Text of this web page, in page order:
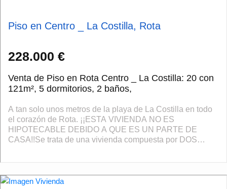
Piso en Centro _ La Costilla, Rota
228.000 €
Venta de Piso en Rota Centro _ La Costilla: 20 con
121m², 5 dormitorios, 2 baños,
A tan solo unos metros de la playa de La Costilla en todo
el corazón de Rota. ¡¡ESTA VIVIENDA NO ES
HIPOTECABLE DEBIDO A QUE ES UN PARTE DE
CASA!!Se trata de una vivienda compuesta por DOS